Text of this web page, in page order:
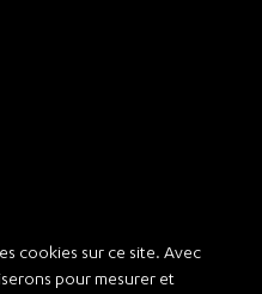
cookies sur ce site. Avec
pour mesurer et